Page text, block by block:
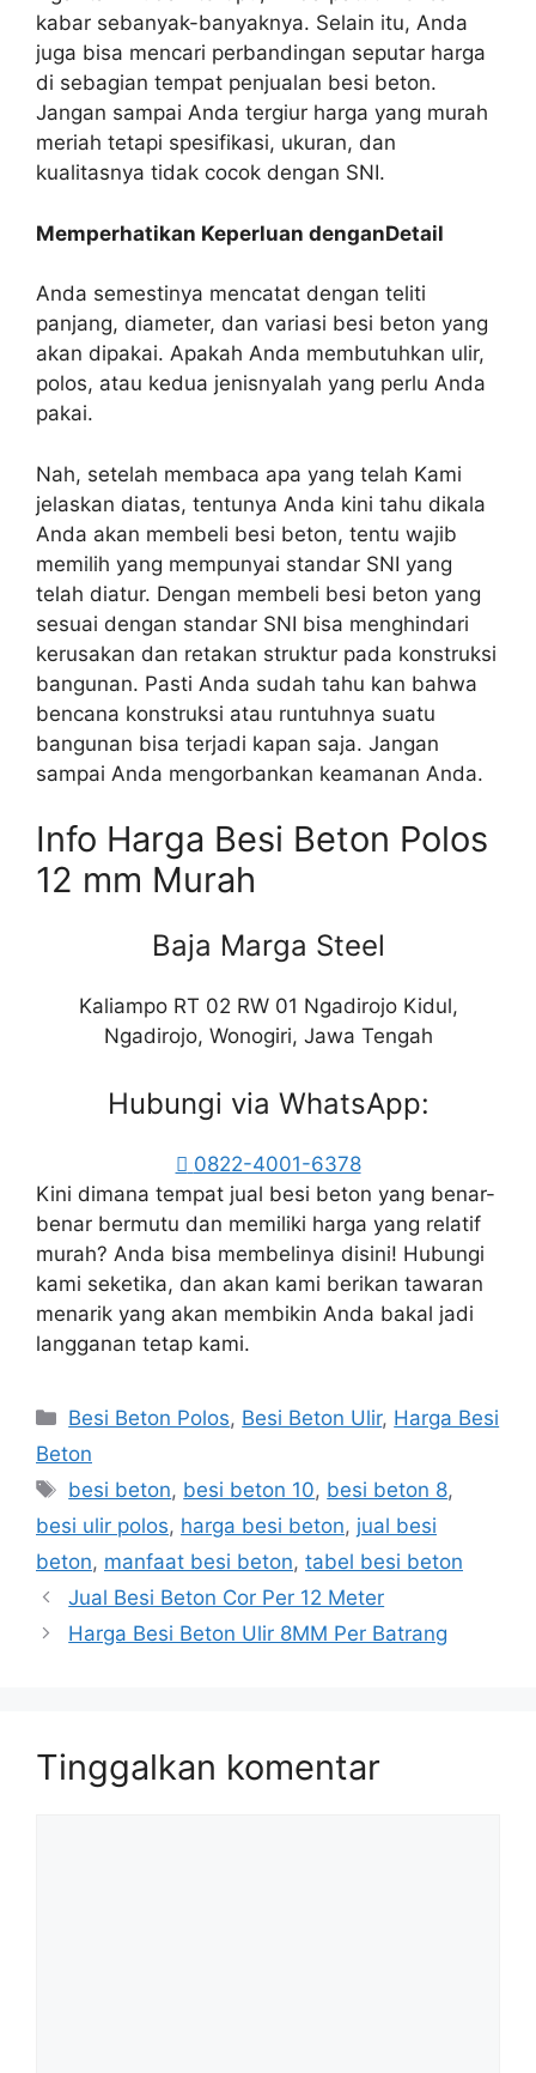
kabar sebanyak-banyaknya. Selain itu, Anda
juga bisa mencari perbandingan seputar harga
di sebagian tempat penjualan besi beton.
Jangan sampai Anda tergiur harga yang murah
meriah tetapi spesifikasi, ukuran, dan
kualitasnya tidak cocok dengan SNI.
Memperhatikan Keperluan denganDetail
Anda semestinya mencatat dengan teliti
panjang, diameter, dan variasi besi beton yang
akan dipakai. Apakah Anda membutuhkan ulir,
polos, atau kedua jenisnyalah yang perlu Anda
pakai.
Nah, setelah membaca apa yang telah Kami
jelaskan diatas, tentunya Anda kini tahu dikala
Anda akan membeli besi beton, tentu wajib
memilih yang mempunyai standar SNI yang
telah diatur. Dengan membeli besi beton yang
sesuai dengan standar SNI bisa menghindari
kerusakan dan retakan struktur pada konstruksi
bangunan. Pasti Anda sudah tahu kan bahwa
bencana konstruksi atau runtuhnya suatu
bangunan bisa terjadi kapan saja. Jangan
sampai Anda mengorbankan keamanan Anda.
Info Harga Besi Beton Polos
12 mm Murah
Baja Marga Steel
Kaliampo RT 02 RW 01 Ngadirojo Kidul,
Ngadirojo, Wonogiri, Jawa Tengah
Hubungi via WhatsApp:
0822-4001-6378
Kini dimana tempat jual besi beton yang benar-
benar bermutu dan memiliki harga yang relatif
murah? Anda bisa membelinya disini! Hubungi
kami seketika, dan akan kami berikan tawaran
menarik yang akan membikin Anda bakal jadi
langganan tetap kami.
Kategori
Besi Beton Polos, Besi Beton Ulir, Harga Besi
Beton
Tag
besi beton, besi beton 10, besi beton 8,
besi ulir polos, harga besi beton, jual besi
beton, manfaat besi beton, tabel besi beton
Jual Besi Beton Cor Per 12 Meter
Harga Besi Beton Ulir 8MM Per Batrang
Tinggalkan komentar